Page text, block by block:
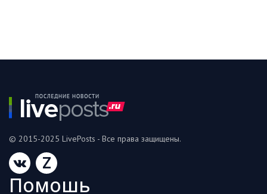
© 2015-2025 LivePosts - Все права защищены.
Z
Помошь